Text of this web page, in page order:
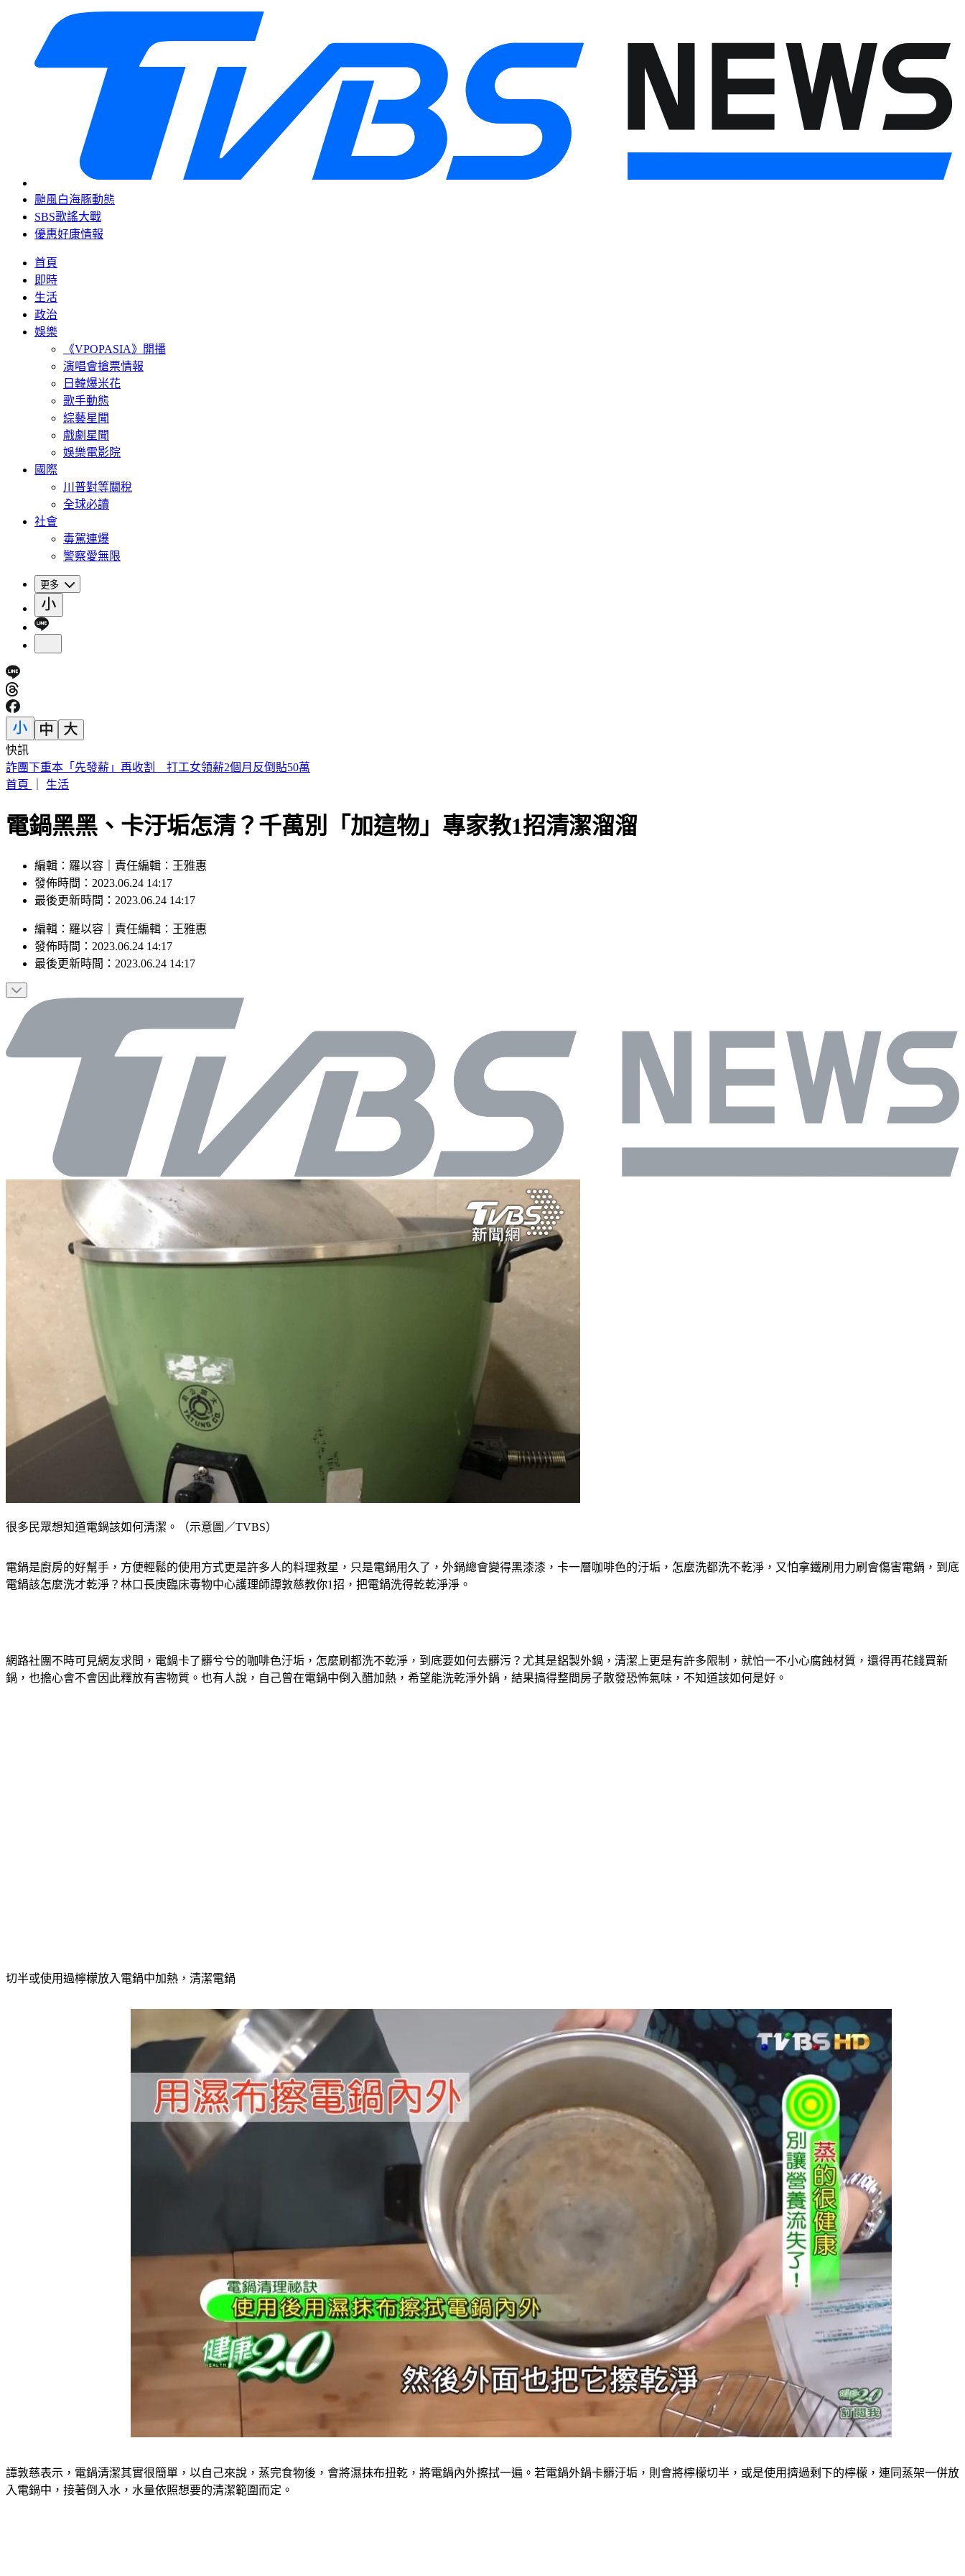
颱風白海豚動態
SBS歌謠大戰
優惠好康情報
首頁
即時
生活
政治
娛樂
《VPOPASIA》開播
演唱會搶票情報
日韓爆米花
歌手動態
綜藝星聞
戲劇星聞
娛樂電影院
國際
川普對等關稅
全球必讀
社會
毒駕連爆
警察愛無限
更多
快訊
姜厚任小24歲女友遭疑學歷造假 蕭彤雯：確實台大畢業
首頁
生活
電鍋黑黑、卡汙垢怎清？千萬別「加這物」專家教1招清潔溜溜
編輯：羅以容｜責任編輯：王雅惠
發佈時間：2023.06.24 14:17
最後更新時間：2023.06.24 14:17
編輯 ： 羅以容 責任編輯 ： 王雅惠
發佈時間： 2023.06.24 14:17
最後更新時間： 2023.06.24 14:17
很多民眾想知道電鍋該如何清潔。（示意圖／TVBS）
電鍋是廚房的好幫手，方便輕鬆的使用方式更是許多人的料理救星，只是電鍋用久了，外鍋總會變得黑漆漆，卡一層咖啡色的汙垢，怎麼洗都洗不乾淨，又怕拿鐵刷用力刷會傷害電鍋，到底
電鍋該怎麼洗才乾淨？林口長庚臨床毒物中心護理師譚敦慈教你1招，把電鍋洗得乾乾淨淨。
網路社團不時可見網友求問，電鍋卡了髒兮兮的咖啡色汙垢，怎麼刷都洗不乾淨，到底要如何去髒污？尤其是鋁製外鍋，清潔上更是有許多限制，就怕一不小心腐蝕材質，還得再花錢買新
鍋，也擔心會不會因此釋放有害物質。也有人說，自己曾在電鍋中倒入醋加熱，希望能洗乾淨外鍋，結果搞得整間房子散發恐怖氣味，不知道該如何是好。
切半或使用過檸檬放入電鍋中加熱，清潔電鍋
譚敦慈表示，電鍋清潔其實很簡單，以自己來說，蒸完食物後，會將濕抹布扭乾，將電鍋內外擦拭一遍。若電鍋外鍋卡髒汙垢，則會將檸檬切半，或是使用擠過剩下的檸檬，連同蒸架一併放
入電鍋中，接著倒入水，水量依照想要的清潔範圍而定。